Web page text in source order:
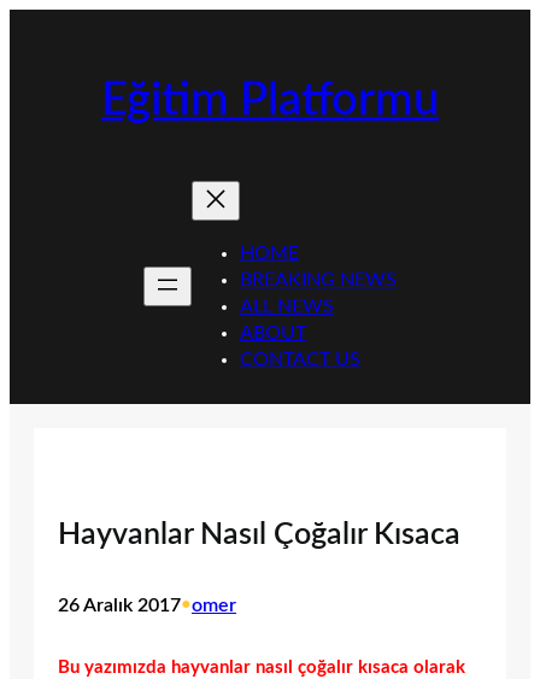
Eğitim Platformu
HOME
BREAKING NEWS
ALL NEWS
ABOUT
CONTACT US
Hayvanlar Nasıl Çoğalır Kısaca
26 Aralık 2017•omer
Bu yazımızda hayvanlar nasıl çoğalır kısaca olarak